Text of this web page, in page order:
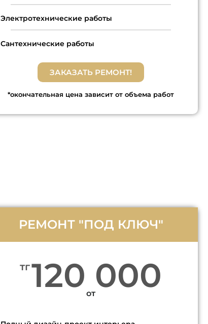
Электротехнические работы
Сантехнические работы
ЗАКАЗАТЬ РЕМОНТ!
*окончательная цена зависит от объема работ
РЕМОНТ "ПОД КЛЮЧ"
тг120 000
от